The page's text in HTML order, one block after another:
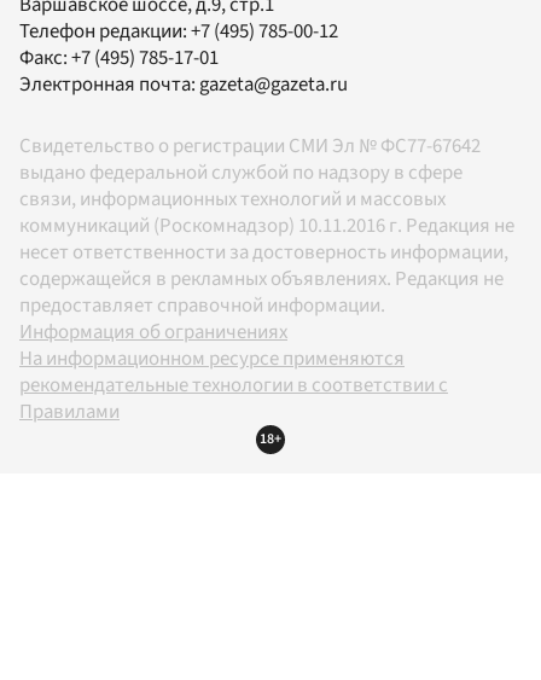
Телефон редакции:+7 (495) 785-00-12
Факс:+7 (495) 785-17-01
Электронная почта:gazeta@gazeta.ru
Свидетельство о регистрации СМИ Эл № ФС77-67642
выдано федеральной службой по надзору в сфере
связи, информационных технологий и массовых
коммуникаций (Роскомнадзор) 10.11.2016 г. Редакция не
несет ответственности за достоверность информации,
содержащейся в рекламных объявлениях. Редакция не
предоставляет справочной информации.
Информация об ограничениях
На информационном ресурсе применяются
рекомендательные технологии в соответствии с
Правилами
18+